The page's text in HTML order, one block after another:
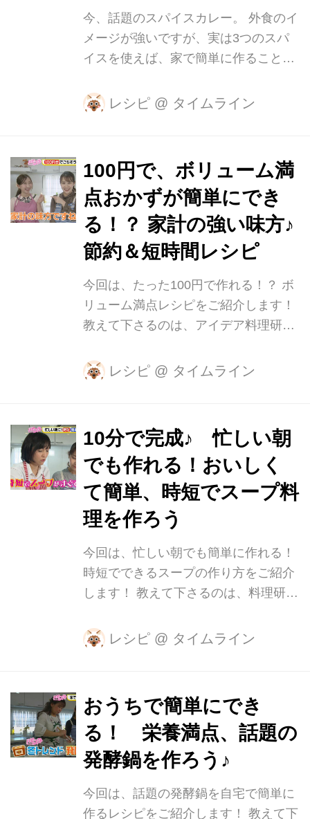
本） ・濃口しょうゆ・酒・みりん（各
100cc） ・ニンニク・ショウガ（各
10g） ・ネギの青い部分（約
今、話題のスパイスカレー。 外食のイ
メージが強いですが、実は3つのスパ
イスを使えば、家で簡単に作ることが
パイス料理研究家の印度カリー子さ
イスキットなどを手掛けていらっしゃ
います。 今回ご紹介するのは「チキン
カレー」です。 【材料】(2人分) [基本
の材料] ・タマネギ…1個 ・トマト…1
個 ・ニンニク…1かけ ・ショウガ…1
かけ ・ターメリック…小さじ1 ・クミ
ン…小さじ1 ・コリアンダー…小さじ1
・塩…小さじ1 ・サラダ油…大さじ1
・チリペッパーorブラックペッパー…
レシピ @ タイムライン
100円で、ボリューム満
点おかずが簡単にでき
る！？ 家計の強い味方♪
節約＆短時間レシピ
今回は、たった100円で作れる！？ ボ
リューム満点レシピをご紹介します！
教えて下さるのは、アイデア料理研究
ディネーターの資格を持ち、料理アイ
す。 今回ご紹介するのは、お肉の中で
も安くてヘルシーな鶏むね肉をメイン
にした一品。 「鶏むね肉のソテー デ
ィアボラ風」です。 【材料】(2人分)
・鶏むね肉…300g ・塩、コショウ…
各少々 ・オリーブオイル…大さじ1/2
・タマネギ…半玉(1/2) ・ニンニク…1
かけ ・醤油…大さじ2 ・みりん…大さ
じ1 ・酒…大さじ1 ・一味唐辛子…小
レシピ @ タイムライン
10分で完成♪ 忙しい朝
でも作れる！おいしく
て簡単、時短でスープ料
理を作ろう
今回は、忙しい朝でも簡単に作れる！
時短でできるスープの作り方をご紹介
します！ 教えて下さるのは、料理研究
企業、無農薬・有機野菜・無添加食品
発、HP、テレビ等の料理レシピ作成、
食育関連講習会など幅広く手がけてい
らっしゃいます。 今回ご紹介するの
は、10分で完成！ 「にんじんとじゃが
いものクリームスープ」です。 【材
料】(2人分) ・にんじん…1/2本 ・しゃ
がいも…1個 ・玉ねぎ…1/4個 ・オリ
レシピ @ タイムライン
おうちで簡単にでき
る！ 栄養満点、話題の
発酵鍋を作ろう♪
今回は、話題の発酵鍋を自宅で簡単に
作るレシピをご紹介します！ 教えて下